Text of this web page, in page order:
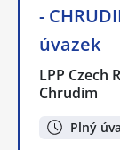
-
úvazek
LPP Czech
Chrudim
Plný